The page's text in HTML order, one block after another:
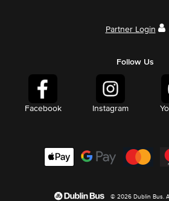
Partner Login
Follow Us
Facebook Instagram
© 2026 Dublin Bus.